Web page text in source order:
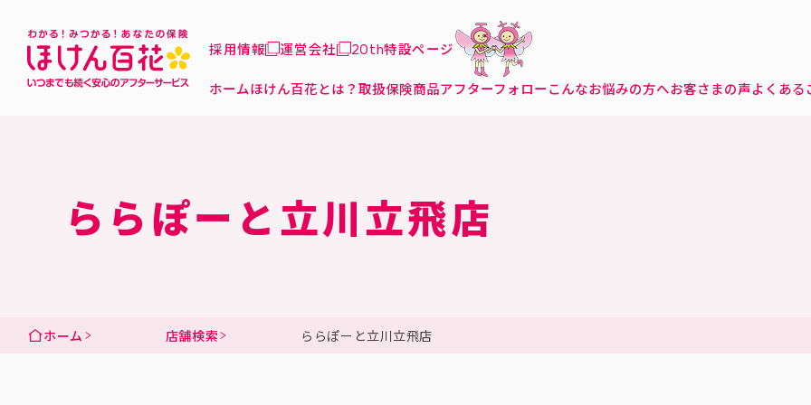
ホームほけん百花とは？取扱保険商品アフターフォロー こんなお悩みの方へお客さまの声よくある
採用情報 運営会社 20th特設ページ
ららぽーと立川立飛店
ホーム 店舗検索 ららぽーと立川立飛店